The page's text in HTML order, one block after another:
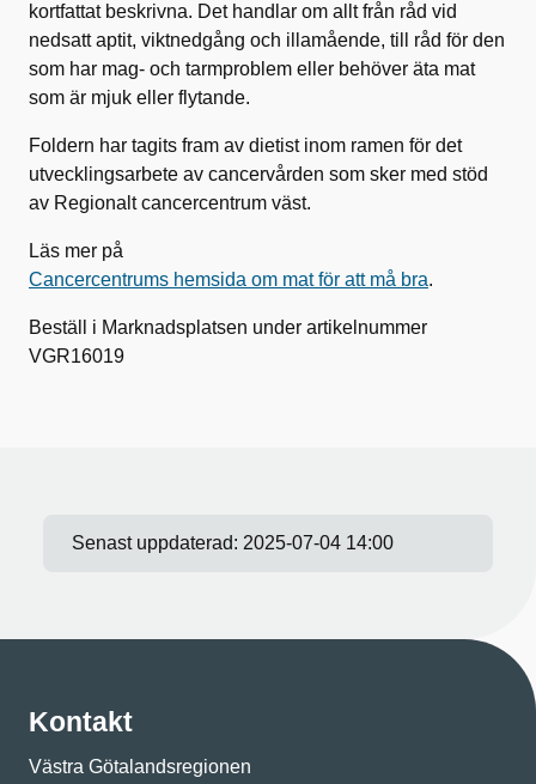
kortfattat beskrivna. Det handlar om allt från råd vid
nedsatt aptit, viktnedgång och illamående, till råd för den
som har mag- och tarmproblem eller behöver äta mat
som är mjuk eller flytande.
Foldern har tagits fram av dietist inom ramen för det
utvecklingsarbete av cancervården som sker med stöd
av Regionalt cancercentrum väst.
Läs mer på
Cancercentrums hemsida om mat för att må bra.
Beställ i Marknadsplatsen under artikelnummer
VGR16019
Senast uppdaterad: 2025-07-04 14:00
Kontakt
Västra Götalandsregionen